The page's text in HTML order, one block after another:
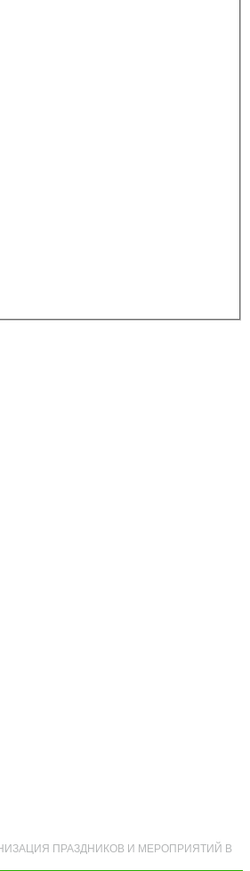
ПРАЗДНИКОВ И МЕРОПРИЯТИЙ В